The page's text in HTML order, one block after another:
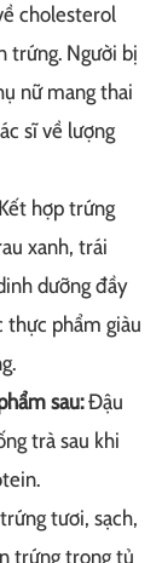
cholesterol
trứng. Người bị
nữ mang thai
sĩ về lượng
hợp trứng
xanh, trái
dưỡng đầy
thực phẩm giàu
sau:Đậu
trà sau khi
tươi, sạch,
trứng trong tủ